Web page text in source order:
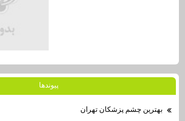
پيوندها
بهترين چشم پزشكان تهران